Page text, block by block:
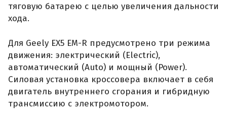
тяговую батарею с целью увеличения дальности
хода.
Для Geely EX5 EM-R предусмотрено три режима
движения: электрический (Electric),
автоматический (Auto) и мощный (Power).
Силовая установка кроссовера включает в себя
двигатель внутреннего сгорания и гибридную
трансмиссию с электромотором.